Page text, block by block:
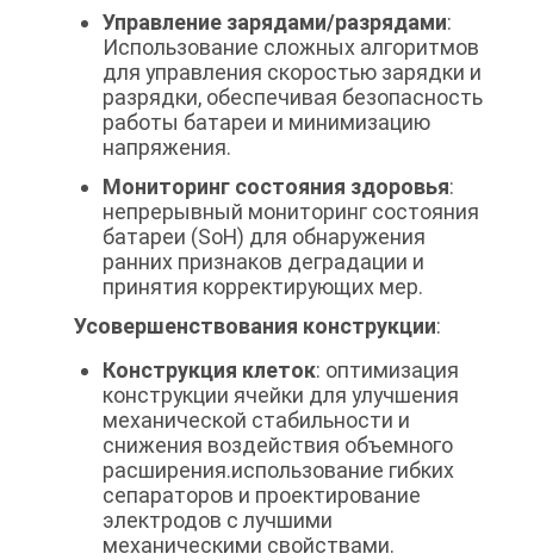
Управление зарядами/разрядами:
Использование сложных алгоритмов
для управления скоростью зарядки и
разрядки, обеспечивая безопасность
работы батареи и минимизацию
напряжения.
Мониторинг состояния здоровья:
непрерывный мониторинг состояния
батареи (SoH) для обнаружения
ранних признаков деградации и
принятия корректирующих мер.
Усовершенствования конструкции:
Конструкция клеток: оптимизация
конструкции ячейки для улучшения
механической стабильности и
снижения воздействия объемного
расширения.использование гибких
сепараторов и проектирование
электродов с лучшими
механическими свойствами.